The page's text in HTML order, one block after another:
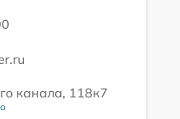
канала, 118к7